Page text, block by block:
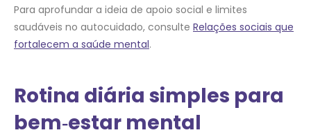
Para aprofundar a ideia de apoio social e limites
saudáveis no autocuidado, consulte Relações sociais que
fortalecem a saúde mental.
Rotina diária simples para
bem‑estar mental